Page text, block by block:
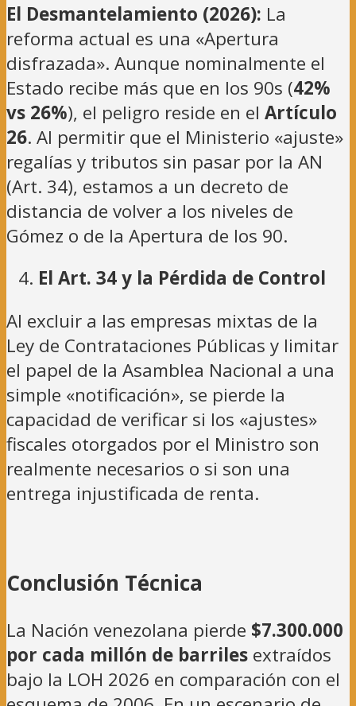
El Desmantelamiento (2026): La
reforma actual es una «Apertura
disfrazada». Aunque nominalmente el
Estado recibe más que en los 90s (42%
vs 26%), el peligro reside en el Artículo
26. Al permitir que el Ministerio «ajuste»
regalías y tributos sin pasar por la AN
(Art. 34), estamos a un decreto de
distancia de volver a los niveles de
Gómez o de la Apertura de los 90.
El Art. 34 y la Pérdida de Control
Al excluir a las empresas mixtas de la
Ley de Contrataciones Públicas y limitar
el papel de la Asamblea Nacional a una
simple «notificación», se pierde la
capacidad de verificar si los «ajustes»
fiscales otorgados por el Ministro son
realmente necesarios o si son una
entrega injustificada de renta.
Conclusión Técnica
La Nación venezolana pierde $7.300.000
por cada millón de barriles extraídos
bajo la LOH 2026 en comparación con el